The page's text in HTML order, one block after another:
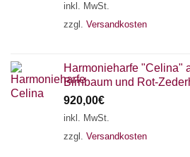
inkl. MwSt.
zzgl. Versandkosten
Harmonieharfe "Celina"
Birnbaum und Rot-
920,00€
inkl. MwSt.
zzgl. Versandkosten